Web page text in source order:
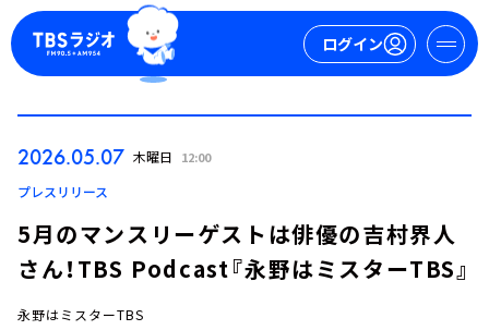
ログイン
2026.05.07 木曜日 12:00
プレスリリース
5月のマンスリーゲストは俳優の吉村界人
さん！TBS Podcast『永野はミスターTBS』
永野はミスターTBS